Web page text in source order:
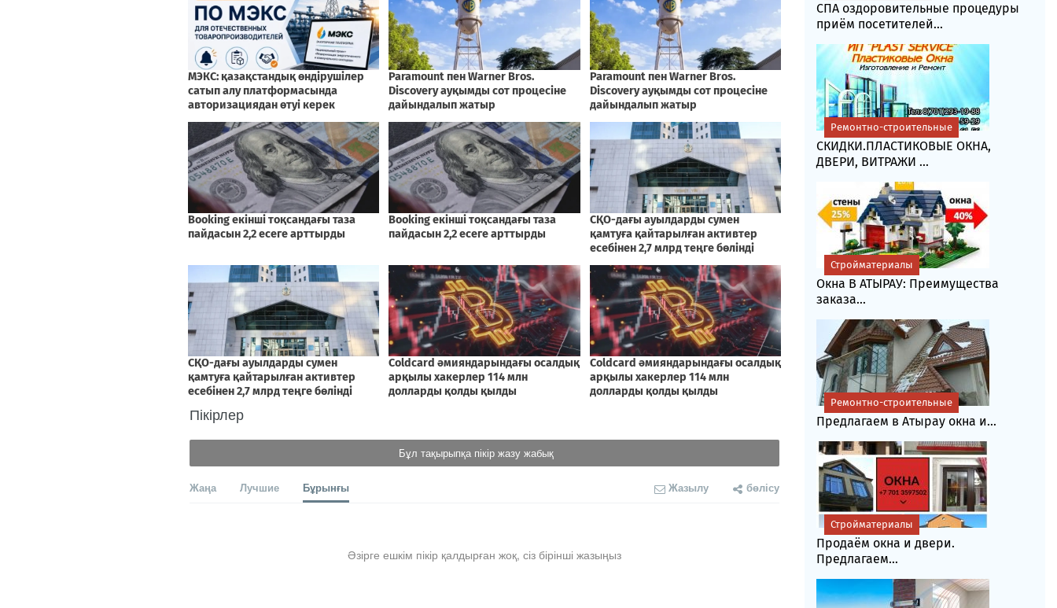
Пікірлер
Бұл тақырыпқа пікір жазу жабық
Жаңа Лучшие Бұрынғы Жазылу бөлісу
Әзірге ешкім пікір қалдырған жоқ, сіз бірінші жазыңыз
СПА оздоровительные процедуры
приём посетителей...
СКИДКИ.ПЛАСТИКОВЫЕ ОКНА,
ДВЕРИ, ВИТРАЖИ ...
Ремонтно-строительные
Окна В АТЫРАУ: Преимущества
заказа...
Стройматериалы
Предлагаем в Атырау окна и...
Ремонтно-строительные
Продаём окна и двери.
Предлагаем...
Стройматериалы